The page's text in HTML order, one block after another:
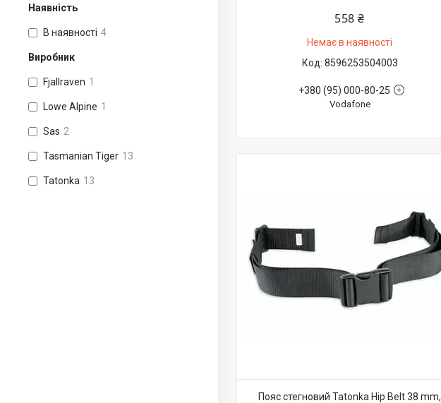
Наявність
В наявності 4
Виробник
Fjallraven 1
Lowe Alpine 1
Sas 2
Tasmanian Tiger 13
Tatonka 13
558 ₴
Немає в наявності
8596253504003
+380 (95) 000-80-25
Vodafone
Пояс стегновий Tatonka Hip Belt 38 mm,